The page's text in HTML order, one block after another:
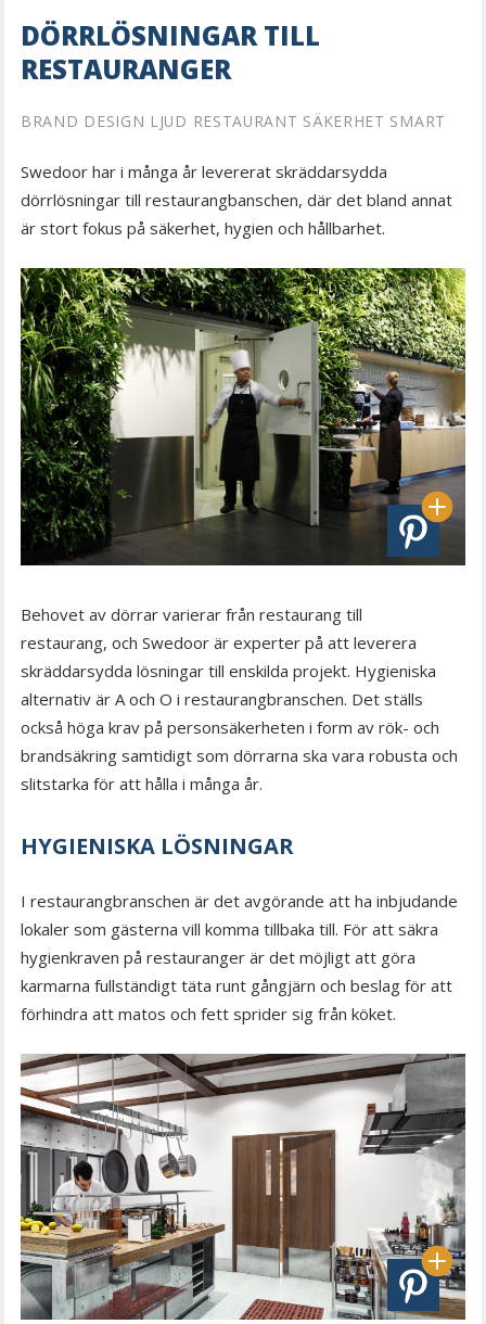
DÖRRLÖSNINGAR TILL
RESTAURANGER
BRAND DESIGN LJUD RESTAURANT SÄKERHET SMART
Swedoor har i många år levererat skräddarsydda
dörrlösningar till restaurangbanschen, där det bland annat
är stort fokus på säkerhet, hygien och hållbarhet. ​
Behovet av dörrar varierar från restaurang till
restaurang, och Swedoor är experter på att leverera
skräddarsydda lösningar till enskilda projekt. Hygieniska
alternativ är A och O i restaurangbranschen. Det ställs
också höga krav på personsäkerheten i form av rök- och
brandsäkring samtidigt som dörrarna ska vara robusta och
slitstarka för att hålla i många år.
HYGIENISKA LÖSNINGAR
I restaurangbranschen är det avgörande att ha inbjudande
lokaler som gästerna vill komma tillbaka till. För att säkra
hygienkraven på restauranger är det möjligt att göra
karmarna fullständigt täta runt gångjärn och beslag för att
förhindra att matos och fett sprider sig från köket.